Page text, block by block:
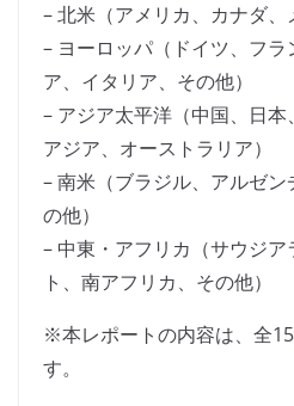
– 北米（アメリカ、カナダ、
– ヨーロッパ（ドイツ、フ
ア、イタリア、その他）
– アジア太平洋（中国、日
アジア、オーストラリア）
– 南米（ブラジル、アルゼ
の他）
– 中東・アフリカ（サウジ
ト、南アフリカ、その他）
※本レポートの内容は、全
す。